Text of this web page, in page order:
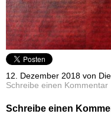
12. Dezember 2018 von
Schreibe einen Kommentar
Schreibe einen